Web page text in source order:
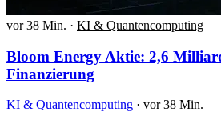
vor 38 Min. · KI & Quantencomputing
Bloom Energy Aktie: 2,6
Finanzierung
KI & Quantencomputing · vor 38 Min.